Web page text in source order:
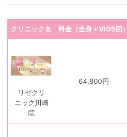
クリニック名 料金（全身＋VIO5回）
リゼクリ
ニック川崎
院
64,800円